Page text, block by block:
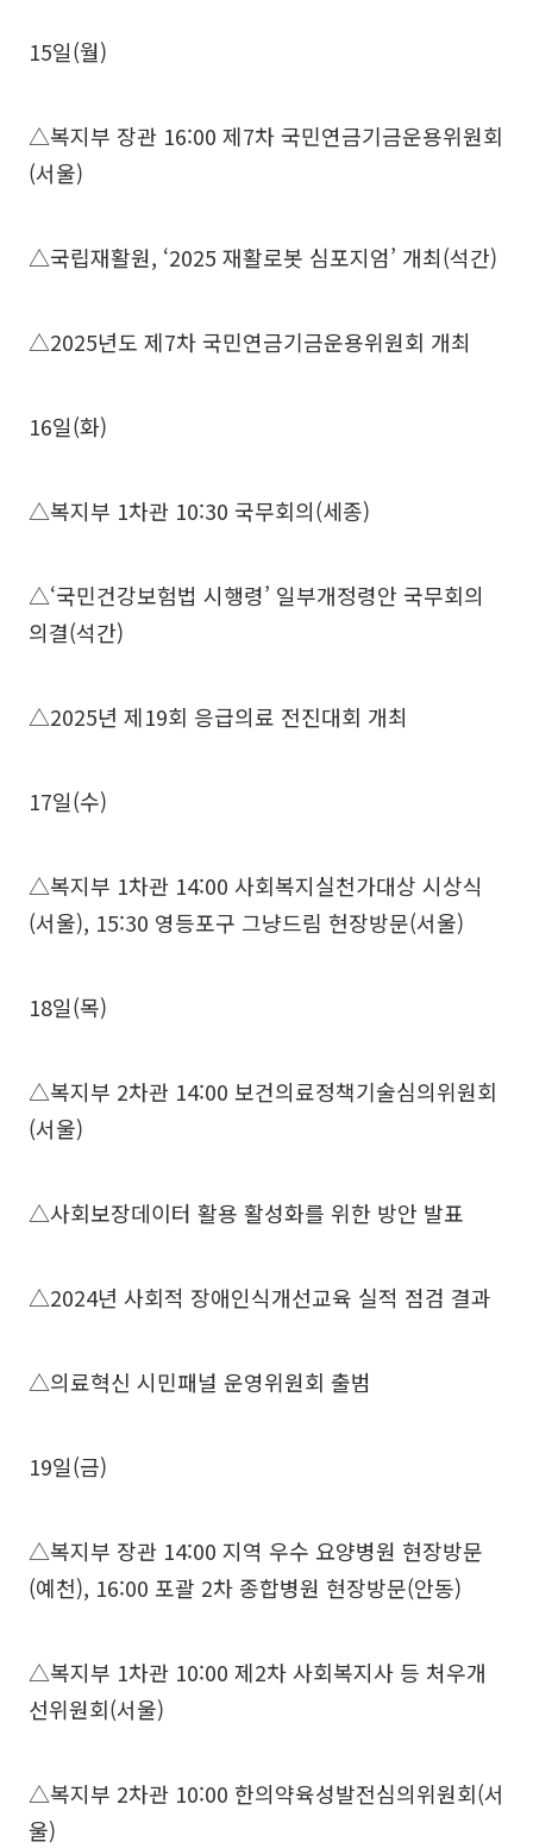
15일(월)
△복지부 장관 16:00 제7차 국민연금기금운용위원회
(서울)
△국립재활원, ‘2025 재활로봇 심포지엄’ 개최(석간)
△2025년도 제7차 국민연금기금운용위원회 개최
16일(화)
△복지부 1차관 10:30 국무회의(세종)
△‘국민건강보험법 시행령’ 일부개정령안 국무회의
의결(석간)
△2025년 제19회 응급의료 전진대회 개최
17일(수)
△복지부 1차관 14:00 사회복지실천가대상 시상식
(서울), 15:30 영등포구 그냥드림 현장방문(서울)
18일(목)
△복지부 2차관 14:00 보건의료정책기술심의위원회
(서울)
△사회보장데이터 활용 활성화를 위한 방안 발표
△2024년 사회적 장애인식개선교육 실적 점검 결과
△의료혁신 시민패널 운영위원회 출범
19일(금)
△복지부 장관 14:00 지역 우수 요양병원 현장방문
(예천), 16:00 포괄 2차 종합병원 현장방문(안동)
△복지부 1차관 10:00 제2차 사회복지사 등 처우개
선위원회(서울)
△복지부 2차관 10:00 한의약육성발전심의위원회(서
울)